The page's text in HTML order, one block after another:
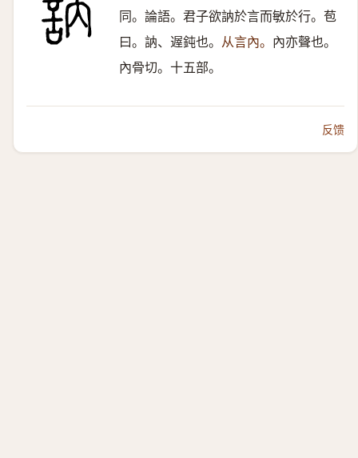
同。論語。君子欲訥於言而敏於行。苞
曰。訥、遟鈍也。 从言內。 內亦聲也。
內骨切。十五部。
反馈